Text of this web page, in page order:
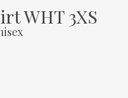
WHT 3XS